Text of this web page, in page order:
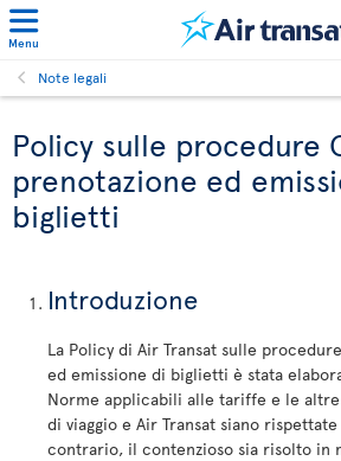
Menu
Note legali
Policy sulle procedure
prenotazione ed
biglietti
Introduzione
La Policy di Air Transat sulle
ed emissione di biglietti è stata
Norme applicabili alle tariffe e le
di viaggio e Air Transat siano
contrario, il contenzioso sia risolto in